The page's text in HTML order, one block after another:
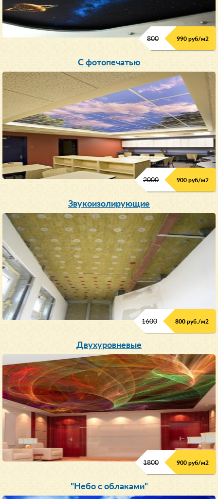
800 990 руб/м2
С фотопечатью
2000 900 руб/м2
Звукоизолирующие
1600 800 руб./м2
Двухуровневые
1800 900 руб/м2
"Небо с облаками"